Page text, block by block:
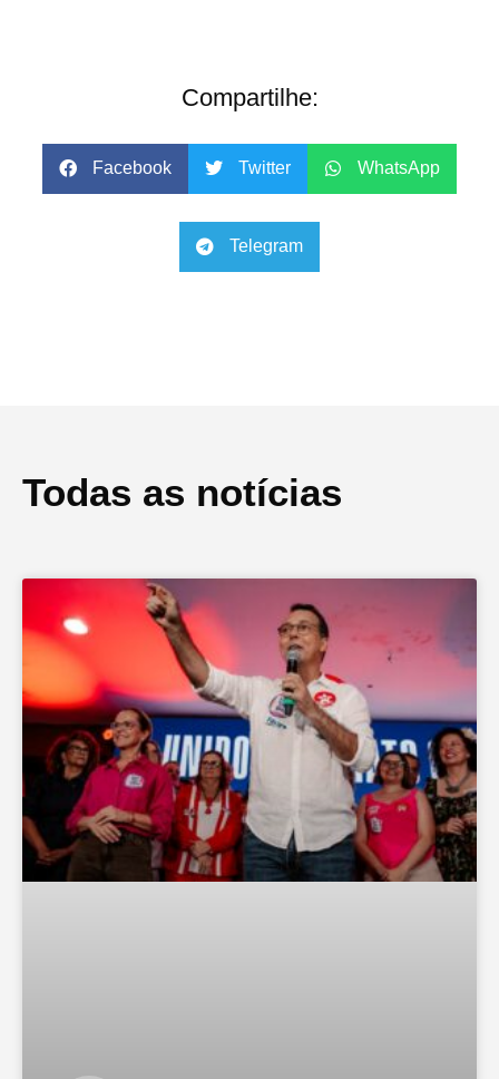
Compartilhe:
Facebook Twitter WhatsApp
Telegram
Todas as notícias